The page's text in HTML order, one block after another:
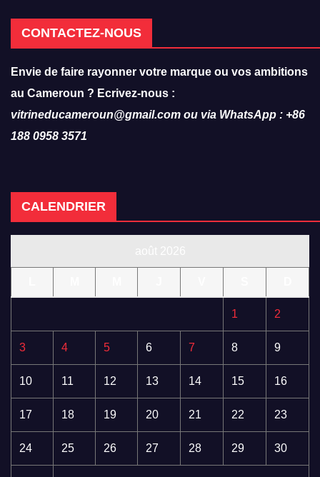
CONTACTEZ-NOUS
Envie de faire rayonner votre marque ou vos ambitions
au Cameroun ? Ecrivez-nous :
vitrineducameroun@gmail.com ou via WhatsApp : +86
188 0958 3571
CALENDRIER
1 2
3 4 5 6 7 8 9
10 11 12 13 14 15 16
17 18 19 20 21 22 23
24 25 26 27 28 29 30